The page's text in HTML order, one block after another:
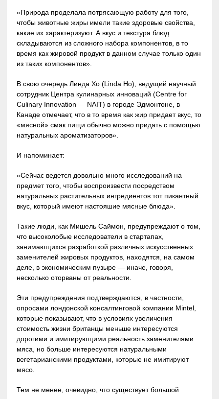
«Природа проделала потрясающую работу для того,
чтобы животные жиры имели такие здоровые свойства,
какие их характеризуют. А вкус и текстура блюд
складываются из сложного набора компонентов, в то
время как жировой продукт в данном случае только один
из таких компонентов».
В свою очередь Линда Хо (Linda Ho), ведущий научный
сотрудник Центра кулинарных инноваций (Centre for
Culinary Innovation — NAIT) в городе Эдмонтоне, в
Канаде отмечает, что в то время как жир придает вкус, то
«мясной» смак пищи обычно можно придать с помощью
натуральных ароматизаторов».
И напоминает:
«Сейчас ведется довольно много исследований на
предмет того, чтобы воспроизвести посредством
натуральных растительных ингредиентов тот пикантный
вкус, который имеют настояшие мясные блюда».
Такие люди, как Мишель Саймон, предупреждают о том,
что высоколобые исследователи в стартапах,
занимающихся разработкой различных искусственных
заменителей жировых продуктов, находятся, на самом
деле, в экономическим пузыре — иначе, говоря,
несколько оторваны от реальности.
Эти предупреждения подтверждаются, в частности,
опросами лондонской консалтинговой компании Mintel,
которые показывают, что в условиях увеличения
стоимость жизни британцы меньше интересуются
дорогими и имитирующими реальность заменителями
мяса, но больше интересуются натуральными
вегетарианскими продуктами, которые не имитируют
мясо.
Тем не менее, очевидно, что существует большой